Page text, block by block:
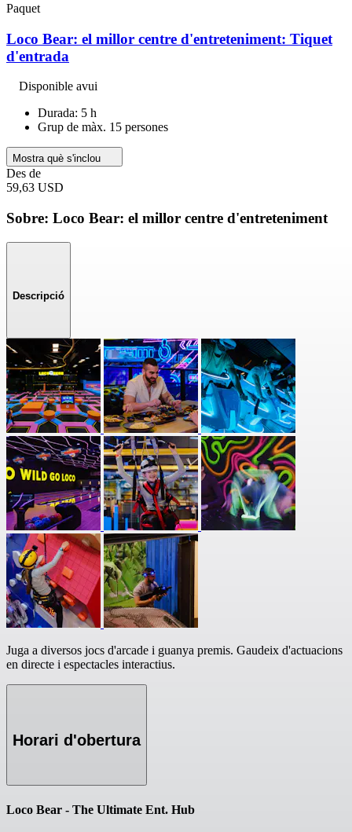
Paquet
Loco Bear: el millor centre d'entreteniment: Tiquet
d'entrada
Disponible avui
Durada: 5 h
Grup de màx. 15 persones
Mostra què s'inclou
Des de
59,63 USD
Sobre: Loco Bear: el millor centre d'entreteniment
Descripció
Juga a diversos jocs d'arcade i guanya premis. Gaudeix d'actuacions
en directe i espectacles interactius.
Horari d'obertura
Loco Bear - The Ultimate Ent. Hub